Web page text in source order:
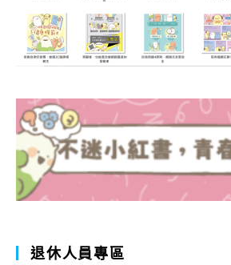
退休人員專區